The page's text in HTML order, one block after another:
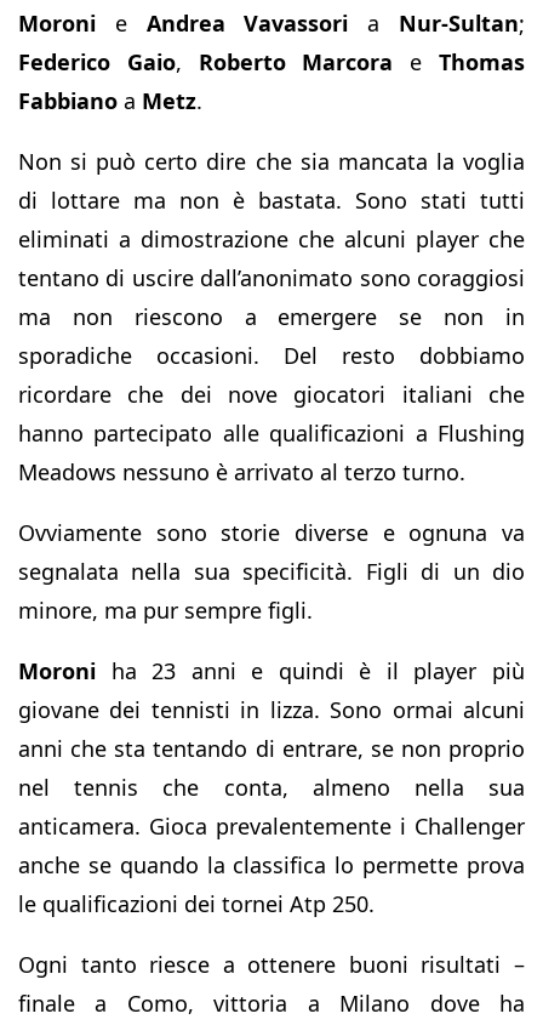
Moroni e Andrea Vavassori a Nur-Sultan;
Federico Gaio, Roberto Marcora eThomas
Fabbiano a Metz.
Non si può certo dire che sia mancata la voglia
di lottare ma non è bastata. Sono stati tutti
eliminati a dimostrazione che alcuni player che
tentano di uscire dall’anonimato sono coraggiosi
ma non riescono a emergere se non in
sporadiche occasioni. Del resto dobbiamo
ricordare che dei nove giocatori italiani che
hanno partecipato alle qualificazioni a Flushing
Meadows nessuno è arrivato al terzo turno.
Ovviamente sono storie diverse e ognuna va
segnalata nella sua specificità. Figli di un dio
minore, ma pur sempre figli.
Moroni ha 23 anni e quindi è il player più
giovane dei tennisti in lizza. Sono ormai alcuni
anni che sta tentando di entrare, se non proprio
nel tennis che conta, almeno nella sua
anticamera. Gioca prevalentemente i Challenger
anche se quando la classifica lo permette prova
le qualificazioni dei tornei Atp 250.
Ogni tanto riesce a ottenere buoni risultati –
finale a Como, vittoria a Milano dove ha